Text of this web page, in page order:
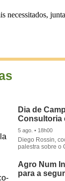
necessitados,
Dia de
Consultoria
5 ago. • 18h00
Diego Rossin,
palestra sobre o
Agro Num
para a